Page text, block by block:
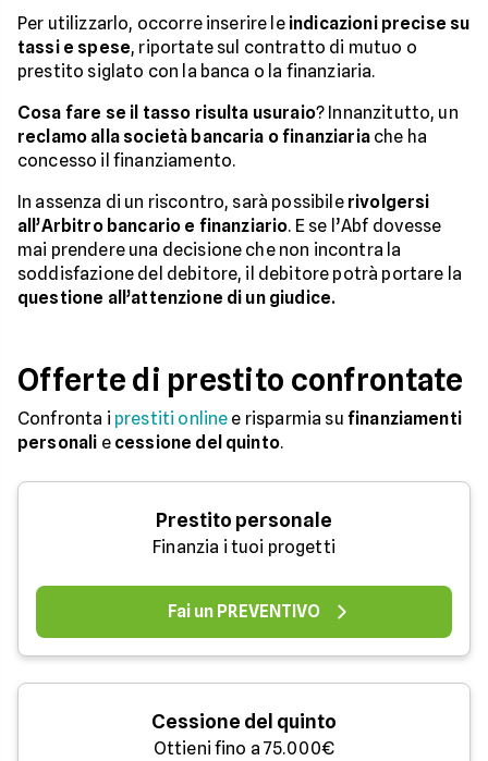
Per utilizzarlo, occorre inserire le indicazioni precise su
tassi e spese, riportate sul contratto di mutuo o
prestito siglato con la banca o la finanziaria.
Cosa fare se il tasso risulta usuraio? Innanzitutto, un
reclamo alla società bancaria o finanziariache ha
concesso il finanziamento.
In assenza di un riscontro, sarà possibile rivolgersi
all’Arbitro bancario e finanziario. E se l’Abf dovesse
mai prendere una decisione che non incontra la
soddisfazione del debitore, il debitore potrà portare la
questione all’attenzione di un giudice.
Offerte di prestito confrontate
Confronta i prestiti online e risparmia su finanziamenti
personali e cessione del quinto.
Prestito personale
Finanzia i tuoi progetti
Fai un PREVENTIVO
Cessione del quinto
Ottieni fino a 75.000€